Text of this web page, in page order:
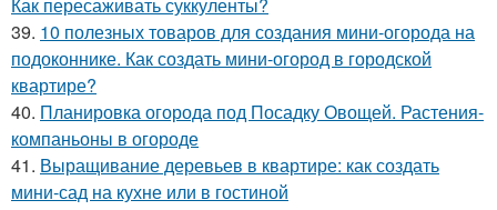
39. 10 полезных товаров для создания мини-огорода на
подоконнике. Как создать мини-огород в городской
квартире?
40. Планировка огорода под Посадку Овощей. Растения-
компаньоны в огороде
41. Выращивание деревьев в квартире: как создать
мини-сад на кухне или в гостиной